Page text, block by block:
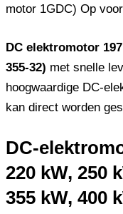
DC elektromotor
355-32) met snelle
hoogwaardige DC-
kan direct worden
DC-
220 kW, 250
355 kW, 400